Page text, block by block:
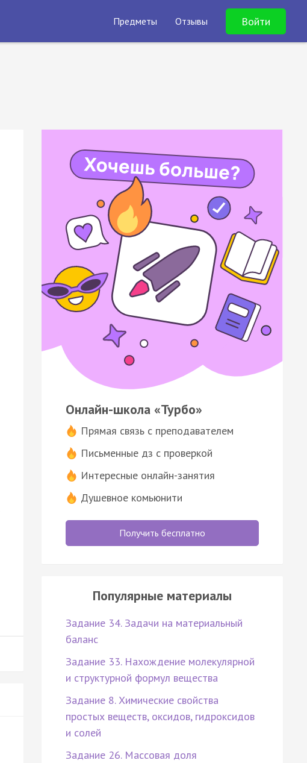
Предметы Отзывы Войти
Онлайн-школа «Турбо»
Прямая связь с преподавателем
Письменные дз с проверкой
Интересные онлайн-занятия
Душевное комьюнити
Получить бесплатно
Популярные материалы
Задание 34. Задачи на материальный
баланс
Задание 33. Нахождение молекулярной
и структурной формул вещества
Задание 8. Химические свойства
простых веществ, оксидов, гидроксидов
и солей
Задание 26. Массовая доля